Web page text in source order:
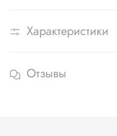
Характеристики
Отзывы